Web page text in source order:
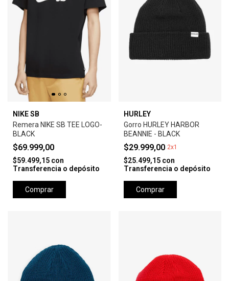
NIKE SB
Remera NIKE SB TEE LOGO-
BLACK
$69.999,00
$59.499,15 con
Transferencia o depósito
Comprar
HURLEY
Gorro HURLEY HARBOR
BEANNIE - BLACK
$29.999,00 2x1
$25.499,15 con
Transferencia o depósito
Comprar